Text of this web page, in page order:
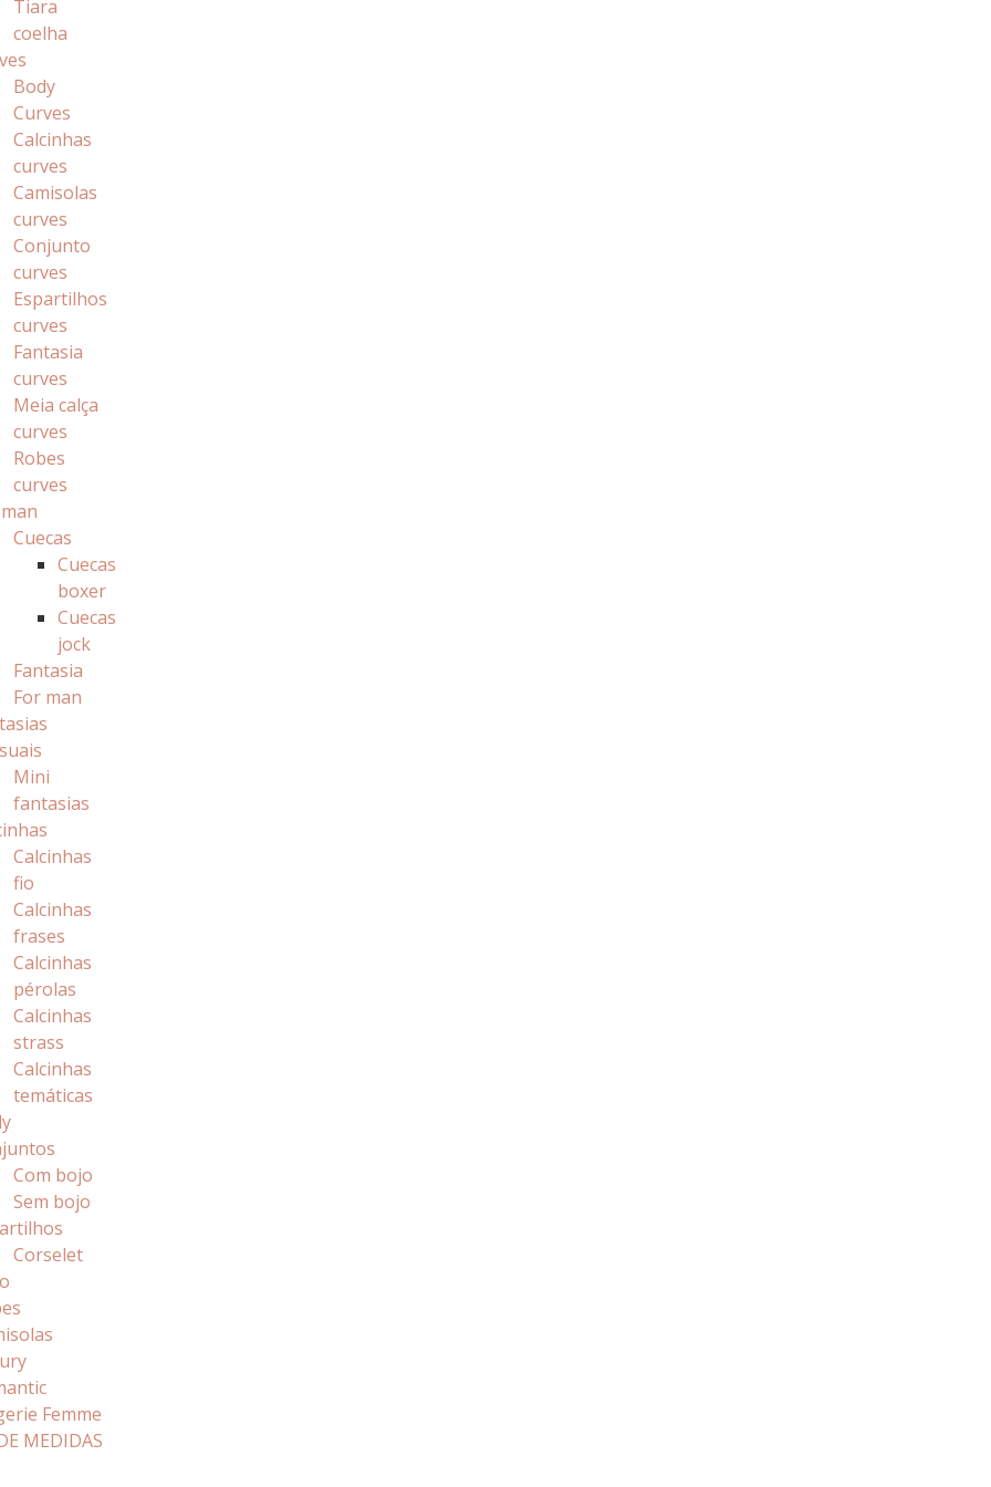
Tiara
coelha
Body
Curves
Calcinhas
curves
Camisolas
curves
Conjunto
curves
Espartilhos
curves
Fantasia
curves
Meia calça
curves
Robes
curves
Cuecas
Cuecas
boxer
Cuecas
jock
Fantasia
For man
Mini
fantasias
Calcinhas
fio
Calcinhas
frases
Calcinhas
pérolas
Calcinhas
strass
Calcinhas
temáticas
Com bojo
Sem bojo
Corselet
Femme
MEDIDAS